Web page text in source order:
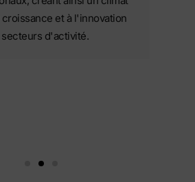
et à l'innovation
d'activité.